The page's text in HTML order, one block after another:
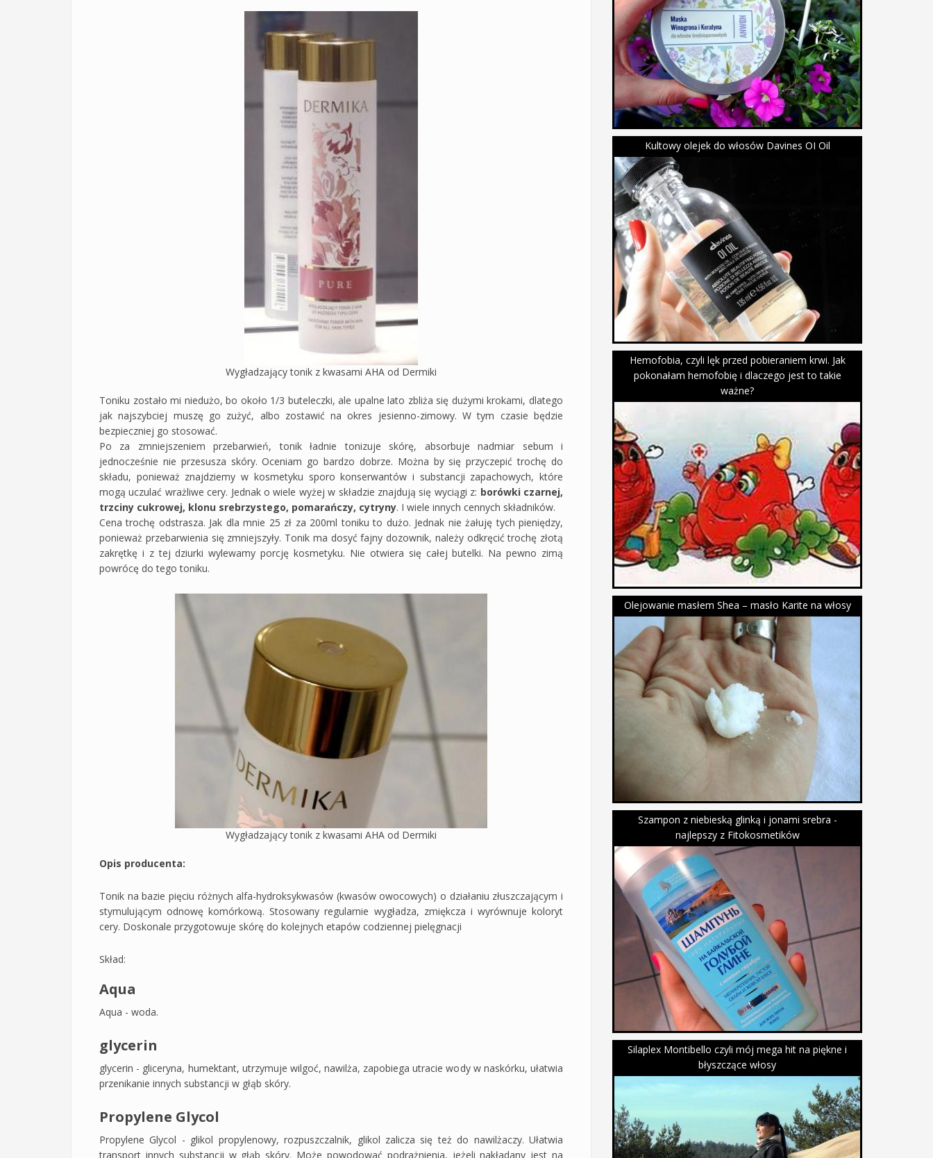
Wygładzający tonik z kwasami AHA od Dermiki
Toniku zostało mi niedużo, bo około 1/3 buteleczki, ale upalne lato zbliża się dużymi krokami, dlatego
jak najszybciej muszę go zużyć, albo zostawić na okres jesienno-zimowy. W tym czasie będzie
bezpieczniej go stosować.
Po za zmniejszeniem przebarwień, tonik ładnie tonizuje skórę, absorbuje nadmiar sebum i
jednocześnie nie przesusza skóry. Oceniam go bardzo dobrze. Można by się przyczepić trochę do
składu, ponieważ znajdziemy w kosmetyku sporo konserwantów i substancji zapachowych, które
mogą uczulać wrażliwe cery. Jednak o wiele wyżej w składzie znajdują się wyciągi z: borówki czarnej,
trzciny cukrowej, klonu srebrzystego, pomarańczy, cytryny. I wiele innych cennych składników.
Cena trochę odstrasza. Jak dla mnie 25 zł za 200ml toniku to dużo. Jednak nie żałuję tych pieniędzy,
ponieważ przebarwienia się zmniejszyły. Tonik ma dosyć fajny dozownik, należy odkręcić trochę złotą
zakrętkę i z tej dziurki wylewamy porcję kosmetyku. Nie otwiera się całej butelki. Na pewno zimą
powrócę do tego toniku.
Wygładzający tonik z kwasami AHA od Dermiki
Opis producenta:
Tonik na bazie pięciu różnych alfa-hydroksykwasów (kwasów owocowych) o działaniu złuszczającym i
stymulującym odnowę komórkową. Stosowany regularnie wygładza, zmiękcza i wyrównuje koloryt
cery. Doskonale przygotowuje skórę do kolejnych etapów codziennej pielęgnacji
Skład:
Aqua
Aqua - woda.
glycerin
glycerin - gliceryna, humektant, utrzymuje wilgoć, nawilża, zapobiega utracie wody w naskórku, ułatwia
przenikanie innych substancji w głąb skóry.
Propylene Glycol
Propylene Glycol - glikol propylenowy, rozpuszczalnik, glikol zalicza się też do nawilżaczy. Ułatwia
transport innych substancji w głąb skóry. Może powodować podrażnienia, jeżeli nakładany jest na
Kultowy olejek do włosów Davines OI Oil
Hemofobia, czyli lęk przed pobieraniem krwi. Jak
pokonałam hemofobię i dlaczego jest to takie
ważne?
Olejowanie masłem Shea – masło Karite na włosy
Szampon z niebieską glinką i jonami srebra -
najlepszy z Fitokosmetików
Silaplex Montibello czyli mój mega hit na piękne i
błyszczące włosy